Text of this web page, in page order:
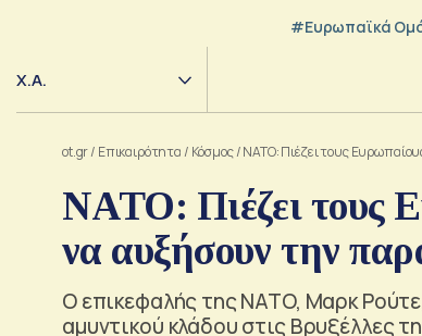
#Ευρωπαϊκά
Χ.Α.
ot.gr/ Επικαιρότητα / Κόσμος/NATO: Πιέζει τους
NATO: Πιέζει τους
να αυξήσουν την
Ο επικεφαλής της NATO, Μαρκ
αμυντικού κλάδου στις Βρυξέλλες